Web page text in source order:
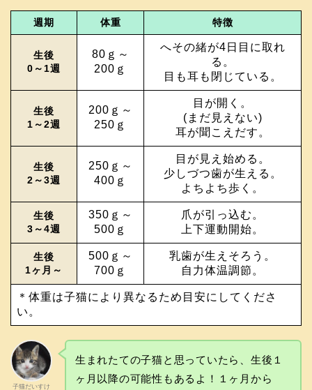
週期 体重 特徴
生後
0～1週
80ｇ～
200ｇ
へその緒が4日目に取れ
る。
目も耳も閉じている。
生後
1～2週
200ｇ～
250ｇ
目が開く。
(まだ見えない)
耳が聞こえだす。
生後
2～3週
250ｇ～
400ｇ
目が見え始める。
少しづつ歯が生える。
よちよち歩く。
生後
3～4週
350ｇ～
500ｇ
爪が引っ込む。
上下運動開始。
生後
1ヶ月～
500ｇ～
700ｇ
乳歯が生えそろう。
自力体温調節。
＊体重は子猫により異なるため目安にしてくださ
い。
子猫だいすけ
生まれたての子猫と思っていたら、生後１
ヶ月以降の可能性もあるよ！１ヶ月から